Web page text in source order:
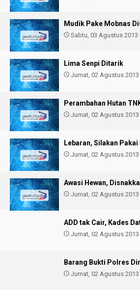
Mudik Pake Mobnas
Sabtu, 03 Agustus 2013
Lima Senpi Ditarik
Jumat, 02 Agustus 2013
Perambahan Hutan
Jumat, 02 Agustus 2013
Lebaran, Silakan Pakai
Jumat, 02 Agustus 2013
Awasi Hewan,
Jumat, 02 Agustus 2013
ADD tak Cair, Kades
Jumat, 02 Agustus 2013
Barang Bukti Polres
Jumat, 02 Agustus 2013